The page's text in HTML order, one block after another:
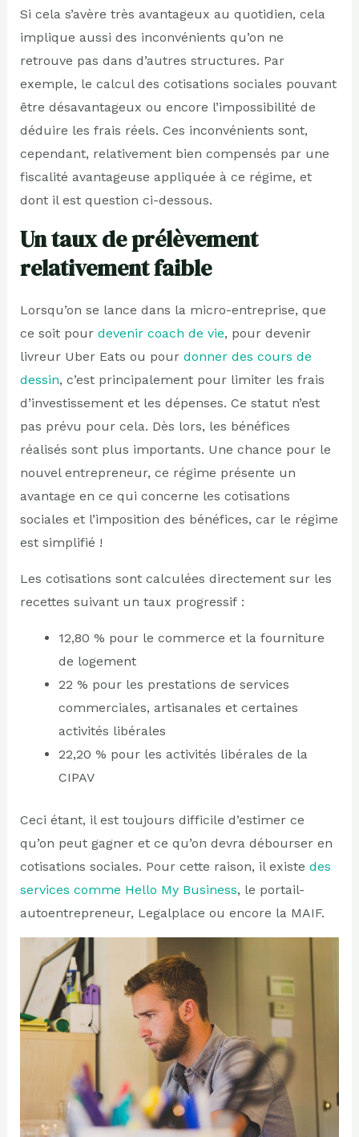
Si cela s’avère très avantageux au quotidien, cela
implique aussi des inconvénients qu’on ne
retrouve pas dans d’autres structures. Par
exemple, le calcul des cotisations sociales pouvant
être désavantageux ou encore l’impossibilité de
déduire les frais réels. Ces inconvénients sont,
cependant, relativement bien compensés par une
fiscalité avantageuse appliquée à ce régime, et
dont il est question ci-dessous.
Un taux de prélèvement
relativement faible
Lorsqu’on se lance dans la micro-entreprise, que
ce soit pour devenir coach de vie, pour devenir
livreur Uber Eats ou pour donner des cours de
dessin, c’est principalement pour limiter les frais
d’investissement et les dépenses. Ce statut n’est
pas prévu pour cela. Dès lors, les bénéfices
réalisés sont plus importants. Une chance pour le
nouvel entrepreneur, ce régime présente un
avantage en ce qui concerne les cotisations
sociales et l’imposition des bénéfices, car le régime
est simplifié !
Les cotisations sont calculées directement sur les
recettes suivant un taux progressif :
12,80 % pour le commerce et la fourniture
de logement
22 % pour les prestations de services
commerciales, artisanales et certaines
activités libérales
22,20 % pour les activités libérales de la
CIPAV
Ceci étant, il est toujours difficile d’estimer ce
qu’on peut gagner et ce qu’on devra débourser en
cotisations sociales. Pour cette raison, il existe des
services comme Hello My Business, le portail-
autoentrepreneur, Legalplace ou encore la MAIF.